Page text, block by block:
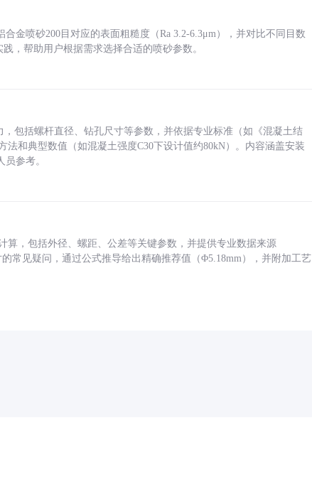
金喷砂200目对应的表面粗糙度（Ra 3.2-6.3μm），并对比不同目数
，帮助用户根据需求选择合适的喷砂参数。
包括螺杆直径、钻孔尺寸等参数，并依据专业标准（如《混凝土结
法和典型数值（如混凝土强度C30下设计值约80kN）。内容涵盖安装
参考。
算，包括外径、螺距、公差等关键参数，并提供专业数据来源
的常见疑问，通过公式推导给出精确推荐值（Φ5.18mm），并附加工艺